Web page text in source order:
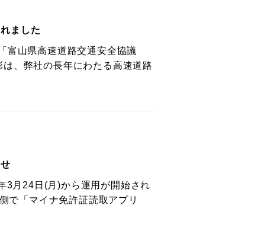
ました
山県高速道路交通安全協議
、弊社の長年にわたる高速道路
3月24日(月)から運用が開始され
で「マイナ免許証読取アプリ